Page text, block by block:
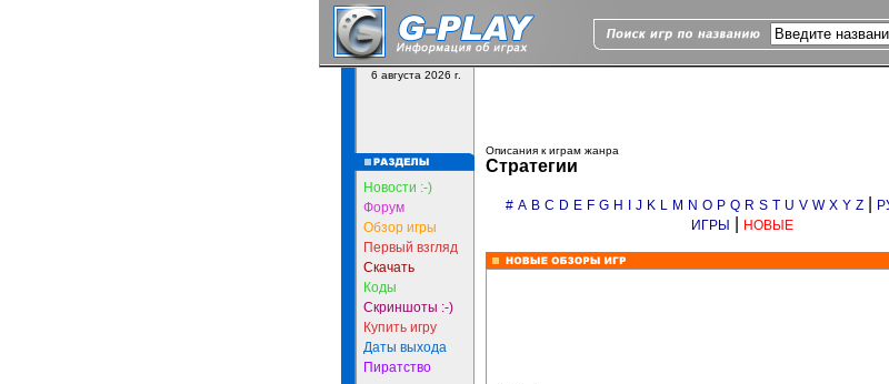
6 августа 2026 г.
Новости :-)
Форум
Обзор игры
Первый взгляд
Скачать
Коды
Скриншоты :-)
Купить игру
Даты выхода
Пиратство
Описания к играм жанра
Стратегии
# A B C D E F G H J K L M N O P Q R S T U V W X Y Z
ИГРЫ
НОВЫЕ